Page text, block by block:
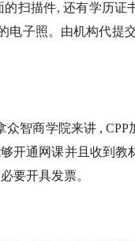
扫描件, 还有学历证
电子照。由机构代提
智商学院来讲 , CPP
开通网课并且收到教
要开具发票。